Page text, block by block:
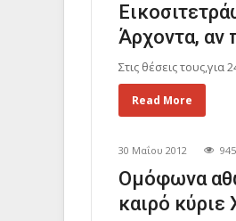
Άρχοντα, αν
Στις θέσεις τους,για
Read More
30 Μαΐου 2012 945
Ομόφωνα
καιρό